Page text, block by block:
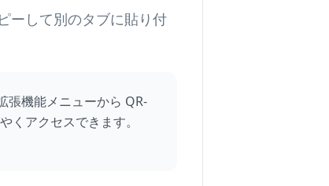
ーして別のタブに貼り付
張機能メニューから QR-
くアクセスできます。